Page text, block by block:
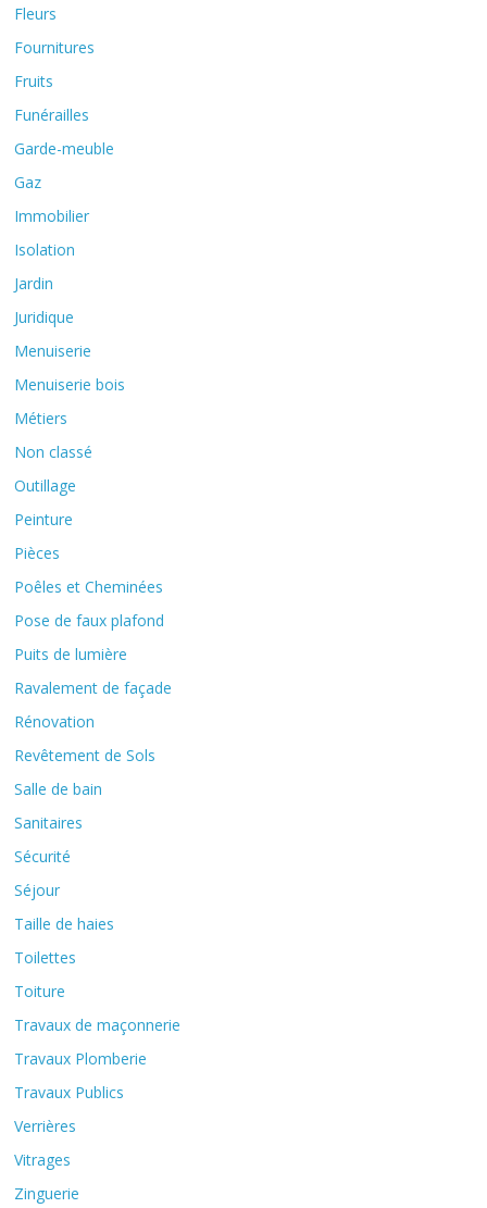
Fleurs
Fournitures
Fruits
Funérailles
Garde-meuble
Gaz
Immobilier
Isolation
Jardin
Juridique
Menuiserie
Menuiserie bois
Métiers
Non classé
Outillage
Peinture
Pièces
Poêles et Cheminées
Pose de faux plafond
Puits de lumière
Ravalement de façade
Rénovation
Revêtement de Sols
Salle de bain
Sanitaires
Sécurité
Séjour
Taille de haies
Toilettes
Toiture
Travaux de maçonnerie
Travaux Plomberie
Travaux Publics
Verrières
Vitrages
Zinguerie